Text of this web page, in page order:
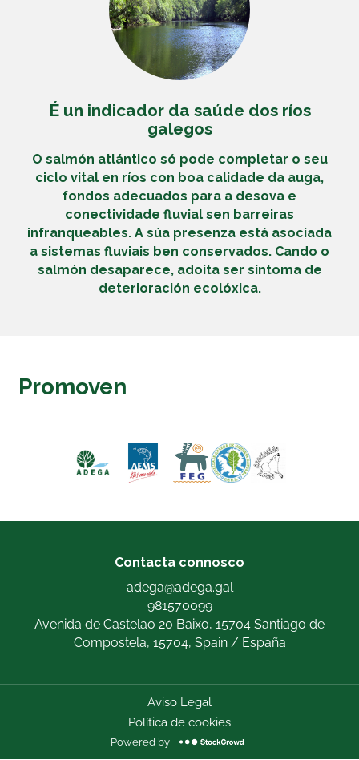
É un indicador da saúde dos ríos
galegos
O salmón atlántico só pode completar o seu
ciclo vital en ríos con boa calidade da auga,
fondos adecuados para a desova e
conectividade fluvial sen barreiras
infranqueables. A súa presenza está asociada
a sistemas fluviais ben conservados. Cando o
salmón desaparece, adoita ser síntoma de
deterioración ecolóxica.
Promoven
Contacta connosco
adega@adega.gal
981570099
Avenida de Castelao 20 Baixo, 15704 Santiago de
Compostela, 15704, Spain / España
Aviso Legal
Política de cookies
Powered by